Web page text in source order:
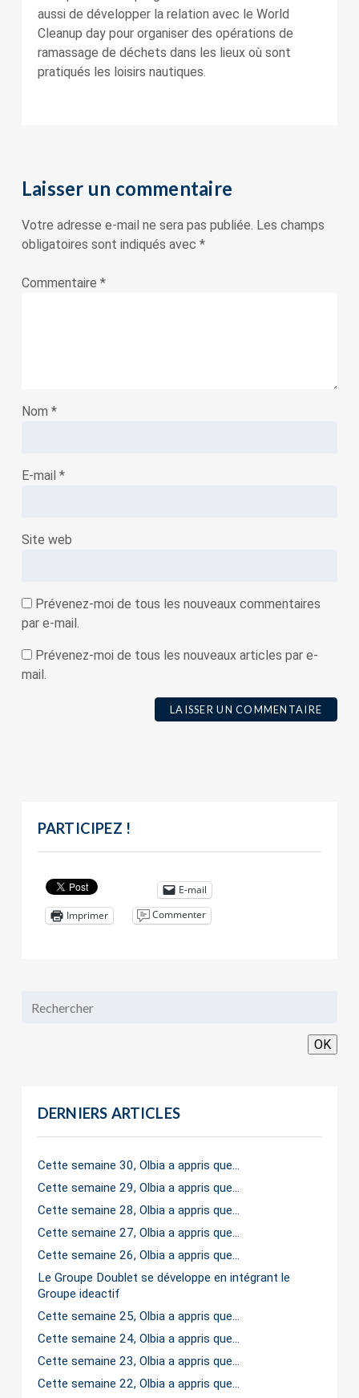
aussi de développer la relation avec le World
Cleanup day pour organiser des opérations de
ramassage de déchets dans les lieux où sont
pratiqués les loisirs nautiques.
Laisser un commentaire
Votre adresse e-mail ne sera pas publiée. Les champs
obligatoires sont indiqués avec *
Commentaire *
Nom *
E-mail *
Site web
Prévenez-moi de tous les nouveaux commentaires
par e-mail.
Prévenez-moi de tous les nouveaux articles par e-
mail.
PARTICIPEZ !
E-mail
Imprimer
Commenter
OK
DERNIERS ARTICLES
Cette semaine 30, Olbia a appris que…
Cette semaine 29, Olbia a appris que…
Cette semaine 28, Olbia a appris que…
Cette semaine 27, Olbia a appris que…
Cette semaine 26, Olbia a appris que…
Le Groupe Doublet se développe en intégrant le
Groupe ideactif
Cette semaine 25, Olbia a appris que…
Cette semaine 24, Olbia a appris que…
Cette semaine 23, Olbia a appris que…
Cette semaine 22, Olbia a appris que…